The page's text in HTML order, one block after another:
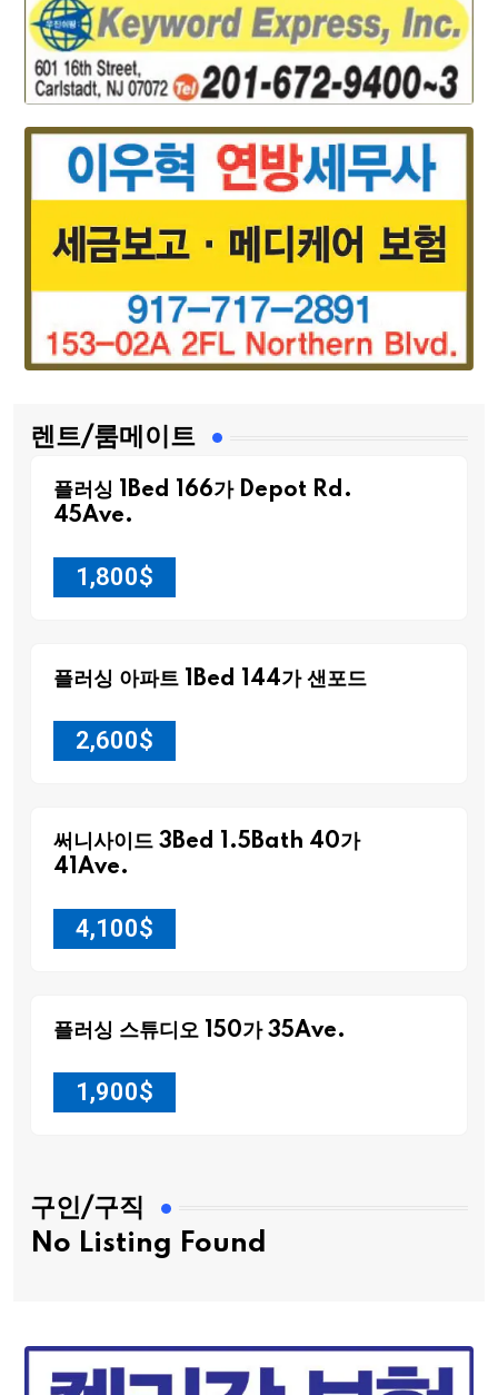
렌트/룸메이트
플러싱 1Bed 166가 Depot Rd.
45Ave.
1,800$
플러싱 아파트 1Bed 144가 샌포드
2,600$
써니사이드 3Bed 1.5Bath 40가
41Ave.
4,100$
플러싱 스튜디오 150가 35Ave.
1,900$
구인/구직
No Listing Found